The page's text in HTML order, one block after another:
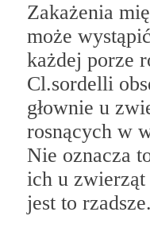
Zakażenia
może
każdej porze
Cl.sordelli
głownie u
rosnących w
Nie oznacza
ich u zwierząt
jest to rzadsze.